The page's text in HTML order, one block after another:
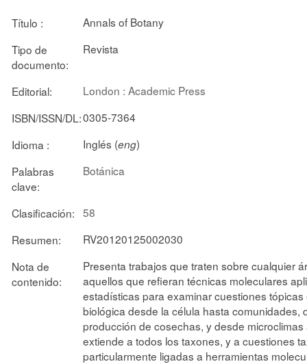
Título :
Annals of Botany
Tipo de
documento:
Revista
Editorial:
London : Academic Press
ISBN/ISSN/DL:0305-7364
Idioma :
Inglés (eng)
Palabras
clave:
Botánica
Clasificación: 58
Resumen:
RV20120125002030
Nota de
contenido:
Presenta trabajos que traten sobre cualquier
aquellos que refieran técnicas moleculares
estadísticas para examinar cuestiones
biológica desde la célula hasta comunidades,
producción de cosechas, y desde
extiende a todos los taxones, y a cuestiones
particularmente ligadas a herramientas